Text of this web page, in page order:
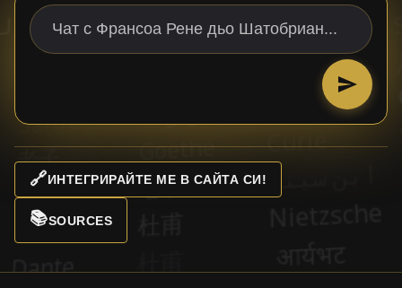
🔗ИНТЕГРИРАЙТЕ МЕ В САЙТА СИ!
📚SOURCES